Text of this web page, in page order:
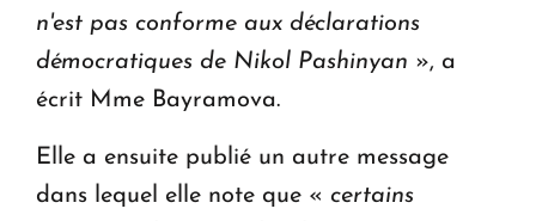
n'est pas conforme aux déclarations
démocratiques de Nikol Pashinyan », a
écrit Mme Bayramova.
Elle a ensuite publié un autre message
dans lequel elle note que « certains